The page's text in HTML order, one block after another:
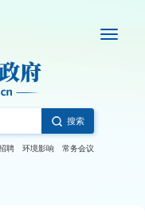
搜索
聘 环境影响 常务会议